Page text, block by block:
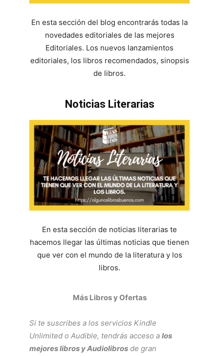
En esta sección del blog encontrarás todas la
novedades editoriales de las mejores
Editoriales. Los nuevos lanzamientos
editoriales, los libros recomendados, sinopsis
de libros.
Noticias Literarias
En esta sección de noticias literarias te
hacemos llegar las últimas noticias que tienen
que ver con el mundo de la literatura y los
libros.
Más Libros y Ofertas
Si te suscribes a los servicios Kindle
Unlimited o Audible, tendrás acceso a los
mejores libros y Audiolibros de gran